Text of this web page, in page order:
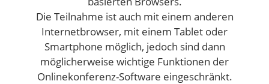
Die Teilnahme ist auch mit einem anderen
Internetbrowser, mit einem Tablet oder
Smartphone möglich, jedoch sind dann
möglicherweise wichtige Funktionen der
Onlinekonferenz-Software eingeschränkt.